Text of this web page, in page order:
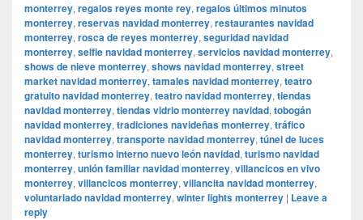
monterrey, regalos reyes monte rey, regalos últimos minutos
monterrey, reservas navidad monterrey, restaurantes navidad
monterrey, rosca de reyes monterrey, seguridad navidad
monterrey, selfie navidad monterrey, servicios navidad monterrey,
shows de nieve monterrey, shows navidad monterrey, street
market navidad monterrey, tamales navidad monterrey, teatro
gratuito navidad monterrey, teatro navidad monterrey, tiendas
navidad monterrey, tiendas vidrio monterrey navidad, tobogán
navidad monterrey, tradiciones navideñas monterrey, tráfico
navidad monterrey, transporte navidad monterrey, túnel de luces
monterrey, turismo interno nuevo león navidad, turismo navidad
monterrey, unión familiar navidad monterrey, villancicos en vivo
monterrey, villancicos monterrey, villancita navidad monterrey,
voluntariado navidad monterrey, winter lights monterrey | Leave a
reply